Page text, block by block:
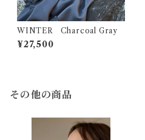
WINTER Charcoal Gray
¥27,500
その他の商品